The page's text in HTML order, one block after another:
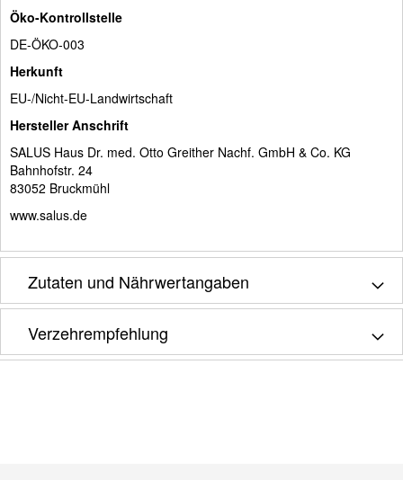
Öko-Kontrollstelle
DE-ÖKO-003
Herkunft
EU-/Nicht-EU-Landwirtschaft
Hersteller Anschrift
SALUS Haus Dr. med. Otto Greither Nachf. GmbH & Co. KG
Bahnhofstr. 24
83052 Bruckmühl
www.salus.de
Zutaten und Nährwertangaben
Verzehrempfehlung